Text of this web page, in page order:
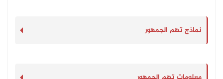
نماذج تهم الجمهور